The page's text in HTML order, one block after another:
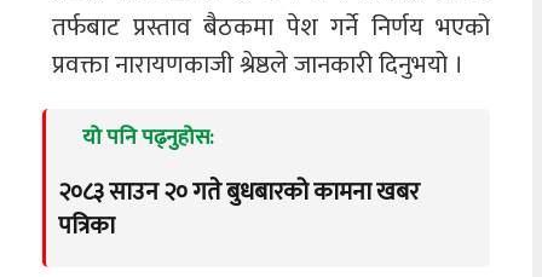
तर्फबाट प्रस्ताव बैठकमा पेश गर्ने निर्णय भएको
प्रवक्ता नारायणकाजी श्रेष्ठले जानकारी दिनुभयो ।
यो पनि पढ्नुहोस:
२०८३ साउन २० गते बुधबारको कामना खबर
पत्रिका